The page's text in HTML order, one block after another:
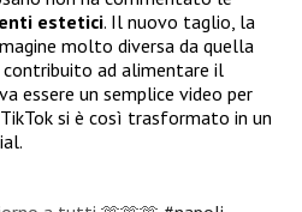
estetici. Il nuovo taglio, la
molto diversa da quella
contribuito ad alimentare il
essere un semplice video per
si è così trasformato in un